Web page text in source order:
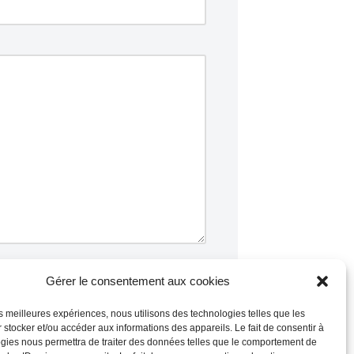
Gérer le consentement aux cookies
meilleures expériences, nous utilisons des technologies telles que les
stocker et/ou accéder aux informations des appareils. Le fait de consentir à
nous permettra de traiter des données telles que le comportement de
sont traitées.